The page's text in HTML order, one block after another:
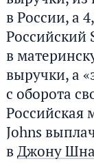
в России, а
Российский
в
выручки, а
с оборота
Российская
Johns
в Джону